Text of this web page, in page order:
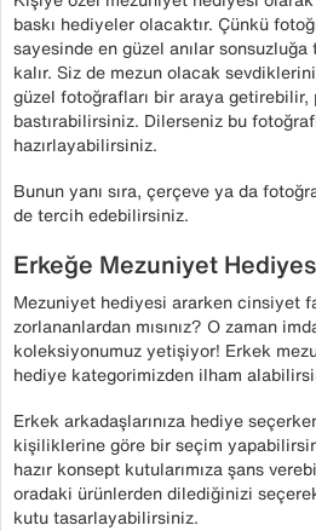
baskı hediyeler olacaktır. Çünkü
sayesinde en güzel anılar sonsuzluğa
kalır. Siz de mezun olacak
güzel fotoğrafları bir araya
bastırabilirsiniz. Dilerseniz bu
hazırlayabilirsiniz.
Bunun yanı sıra, çerçeve ya da
de tercih edebilirsiniz.
Erkeğe Mezuniyet
Mezuniyet hediyesi ararken cinsiyet
zorlananlardan mısınız? O zaman
koleksiyonumuz yetişiyor! Erkek
hediye kategorimizden ilham
Erkek arkadaşlarınıza hediye
kişiliklerine göre bir seçim
hazır konsept kutularımıza şans
oradaki ürünlerden dilediğinizi
kutu tasarlayabilirsiniz.